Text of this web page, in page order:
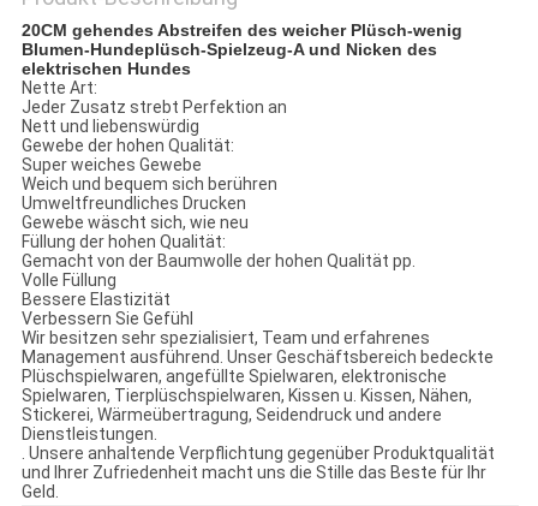
20CM gehendes Abstreifen des weicher Plüsch-wenig
Blumen-Hundeplüsch-Spielzeug-A und Nicken des
elektrischen Hundes
Nette Art:
Jeder Zusatz strebt Perfektion an
Nett und liebenswürdig
Gewebe der hohen Qualität:
Super weiches Gewebe
Weich und bequem sich berühren
Umweltfreundliches Drucken
Gewebe wäscht sich, wie neu
Füllung der hohen Qualität:
Gemacht von der Baumwolle der hohen Qualität pp.
Volle Füllung
Bessere Elastizität
Verbessern Sie Gefühl
Wir besitzen sehr spezialisiert, Team und erfahrenes
Management ausführend. Unser Geschäftsbereich bedeckte
Plüschspielwaren, angefüllte Spielwaren, elektronische
Spielwaren, Tierplüschspielwaren, Kissen u. Kissen, Nähen,
Stickerei, Wärmeübertragung, Seidendruck und andere
Dienstleistungen.
. Unsere anhaltende Verpflichtung gegenüber Produktqualität
und Ihrer Zufriedenheit macht uns die Stille das Beste für Ihr
Geld.